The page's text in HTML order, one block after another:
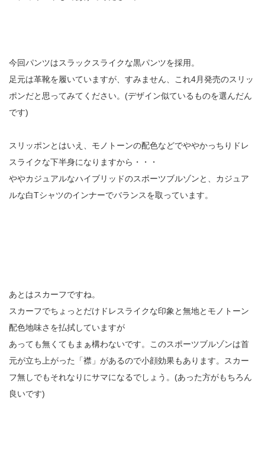
今回パンツはスラックスライクな黒パンツを採用。
足元は革靴を履いていますが、すみません、これ4月発売のスリッ
ポンだと思ってみてください。(デザイン似ているものを選んだん
です)
スリッポンとはいえ、モノトーンの配色などでややかっちりドレ
スライクな下半身になりますから・・・
ややカジュアルなハイブリッドのスポーツブルゾンと、カジュア
ルな白Tシャツのインナーでバランスを取っています。
あとはスカーフですね。
スカーフでちょっとだけドレスライクな印象と無地とモノトーン
配色地味さを払拭していますが
あっても無くてもまぁ構わないです。このスポーツブルゾンは首
元が立ち上がった「襟」があるので小顔効果もあります。スカー
フ無しでもそれなりにサマになるでしょう。(あった方がもちろん
良いです)